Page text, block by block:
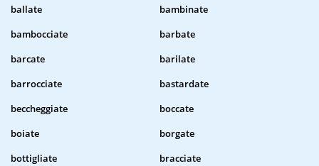
ballate
bambinate
bambocciate
barbate
barcate
barilate
barrocciate
bastardate
beccheggiate
boccate
boiate
borgate
bottigliate
bracciate